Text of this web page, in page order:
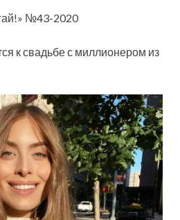
№43-2020
к свадьбе с миллионером из